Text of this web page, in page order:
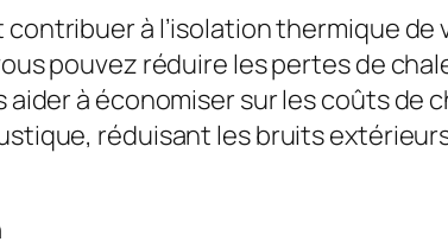
à l’isolation thermique
pouvez réduire les pertes de
à économiser sur les coûts de
réduisant les bruits